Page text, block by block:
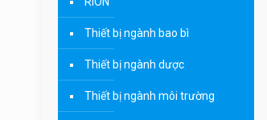
Thiết bị ngành bao bì
Thiết bị ngành dược
Thiết bị ngành môi trường